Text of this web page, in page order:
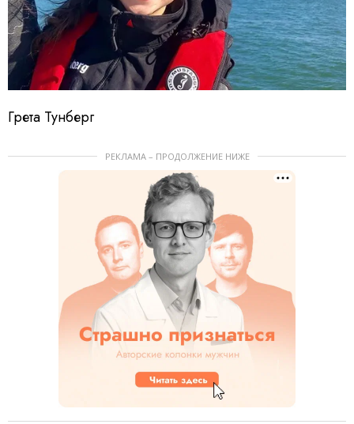
Грета Тунберг
РЕКЛАМА – ПРОДОЛЖЕНИЕ НИЖЕ